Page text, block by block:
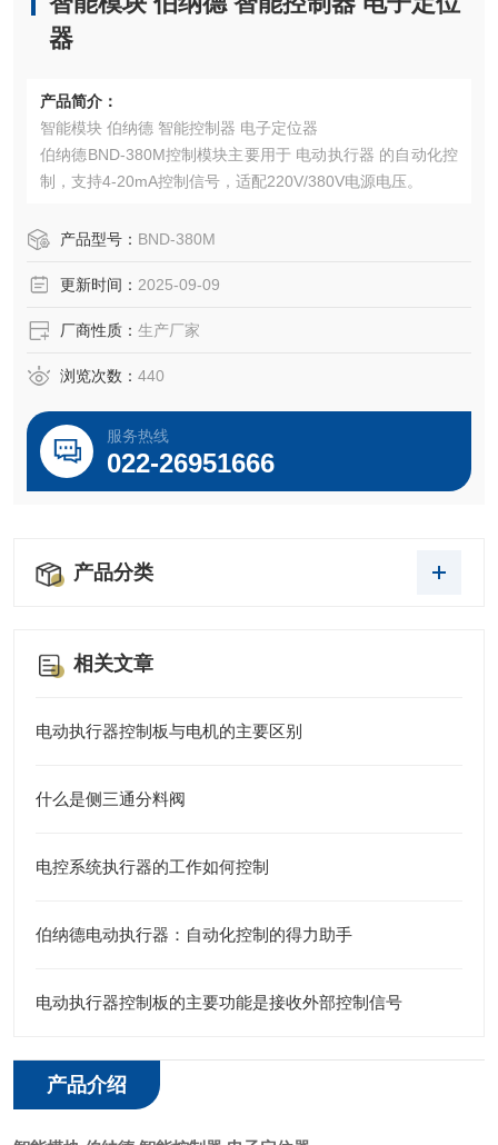
器
产品简介：
智能模块 伯纳德 智能控制器 电子定位器
伯纳德BND-380M控制模块主要用于 电动执行器 的自动化控
制，支持4-20mA控制信号，适配220V/380V电源电压。
产品型号： BND-380M
更新时间： 2025-09-09
厂商性质： 生产厂家
浏览次数： 440
服务热线
022-26951666
产品分类
相关文章
电动执行器控制板与电机的主要区别
什么是侧三通分料阀
电控系统执行器的工作如何控制
伯纳德电动执行器：自动化控制的得力助手
电动执行器控制板的主要功能是接收外部控制信号
产品介绍